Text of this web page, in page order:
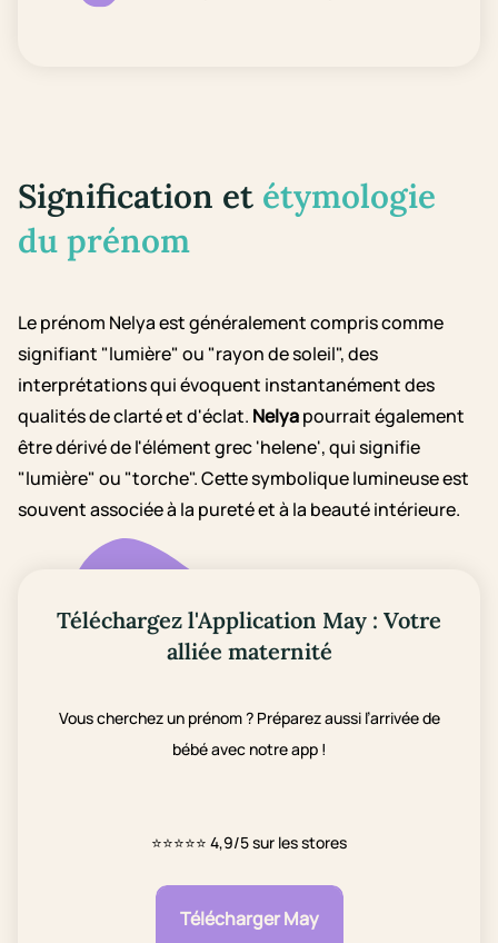
Signification et étymologie
du prénom
Le prénom Nelya est généralement compris comme
signifiant "lumière" ou "rayon de soleil", des
interprétations qui évoquent instantanément des
qualités de clarté et d'éclat. Nelyapourrait également
être dérivé de l'élément grec 'helene', qui signifie
"lumière" ou "torche". Cette symbolique lumineuse est
souvent associée à la pureté et à la beauté intérieure.
Téléchargez l'Application May : Votre
alliée maternité
Vous cherchez un prénom ? Préparez aussi l’arrivée de
bébé avec notre app !
⭐⭐⭐⭐⭐ 4,9/5 sur les stores
Télécharger May